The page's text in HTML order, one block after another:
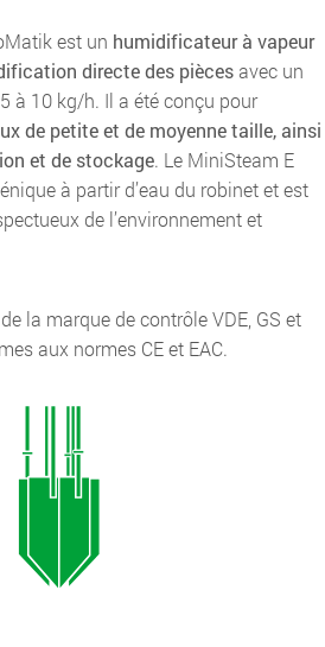
est un humidificateur à vapeur
directe des pièces avec un
à 10 kg/h. Il a été conçu pour
de petite et de moyenne taille, ainsi
et de stockage. Le MiniSteam E
à partir d’eau du robinet et est
de l’environnement et
la marque de contrôle VDE, GS et
aux normes CE et EAC.